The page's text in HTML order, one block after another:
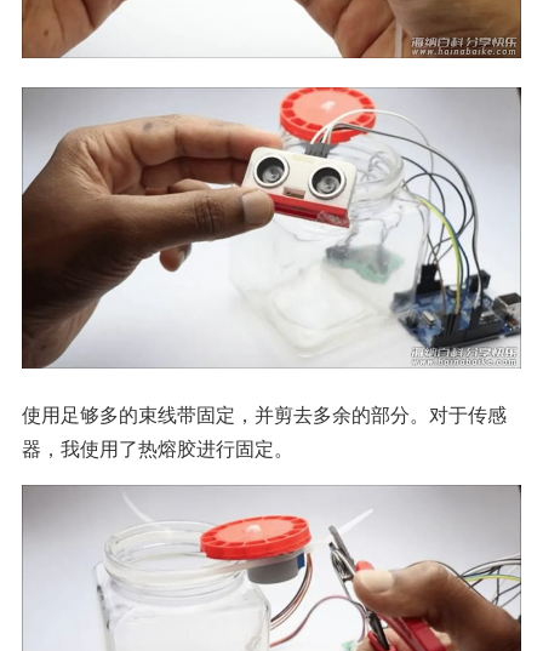
使用足够多的束线带固定，并剪去多余的部分。对于传感
器，我使用了热熔胶进行固定。